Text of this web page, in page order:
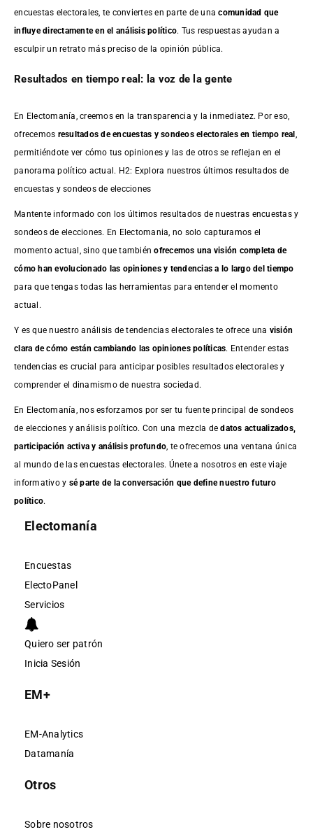
encuestas electorales, te conviertes en parte de unacomunidad que
influye directamente en el análisis político. Tus respuestas ayudan a
esculpir un retrato más preciso de la opinión pública.
Resultados en tiempo real: la voz de la gente
En Electomanía, creemos en la transparencia y la inmediatez. Por eso,
ofrecemos resultados deencuestas y sondeos electorales en tiempo real
permitiéndote ver cómo tus opiniones y las de otros se reflejan en el
panorama político actual. H2: Explora nuestros últimos resultados de
encuestas y sondeos de elecciones
Mantente informado con los últimos resultados de nuestras encuestasy
sondeos de elecciones. En Electomania, no solo capturamos el
momento actual, sino que tambiénofrecemos una visión completa de
cómo han evolucionado las opiniones y tendencias a lo largo del tiempo
para que tengas todas las herramientas para entender el momento
actual.
Y es que nuestro análisis de tendencias electorales te ofrece una visión
clara de cómo están cambiando las opiniones políticas. Entender estas
tendencias es crucial para anticipar posibles resultados electorales y
comprender el dinamismo de nuestra sociedad.
En Electomanía, nos esforzamos por ser tu fuente principal de sondeos
de elecciones y análisis político. Con una mezcla dedatos actualizados,
participación activa y análisis profundo , te ofrecemos una ventana única
al mundo de las encuestas electorales. Únete a nosotros en este viaje
informativo y sé parte de la conversación que define nuestro futuro
político.
Electomanía
Encuestas
ElectoPanel
Servicios
Quiero ser patrón
Inicia Sesión
EM+
EM-Analytics
Datamanía
Otros
Sobre nosotros